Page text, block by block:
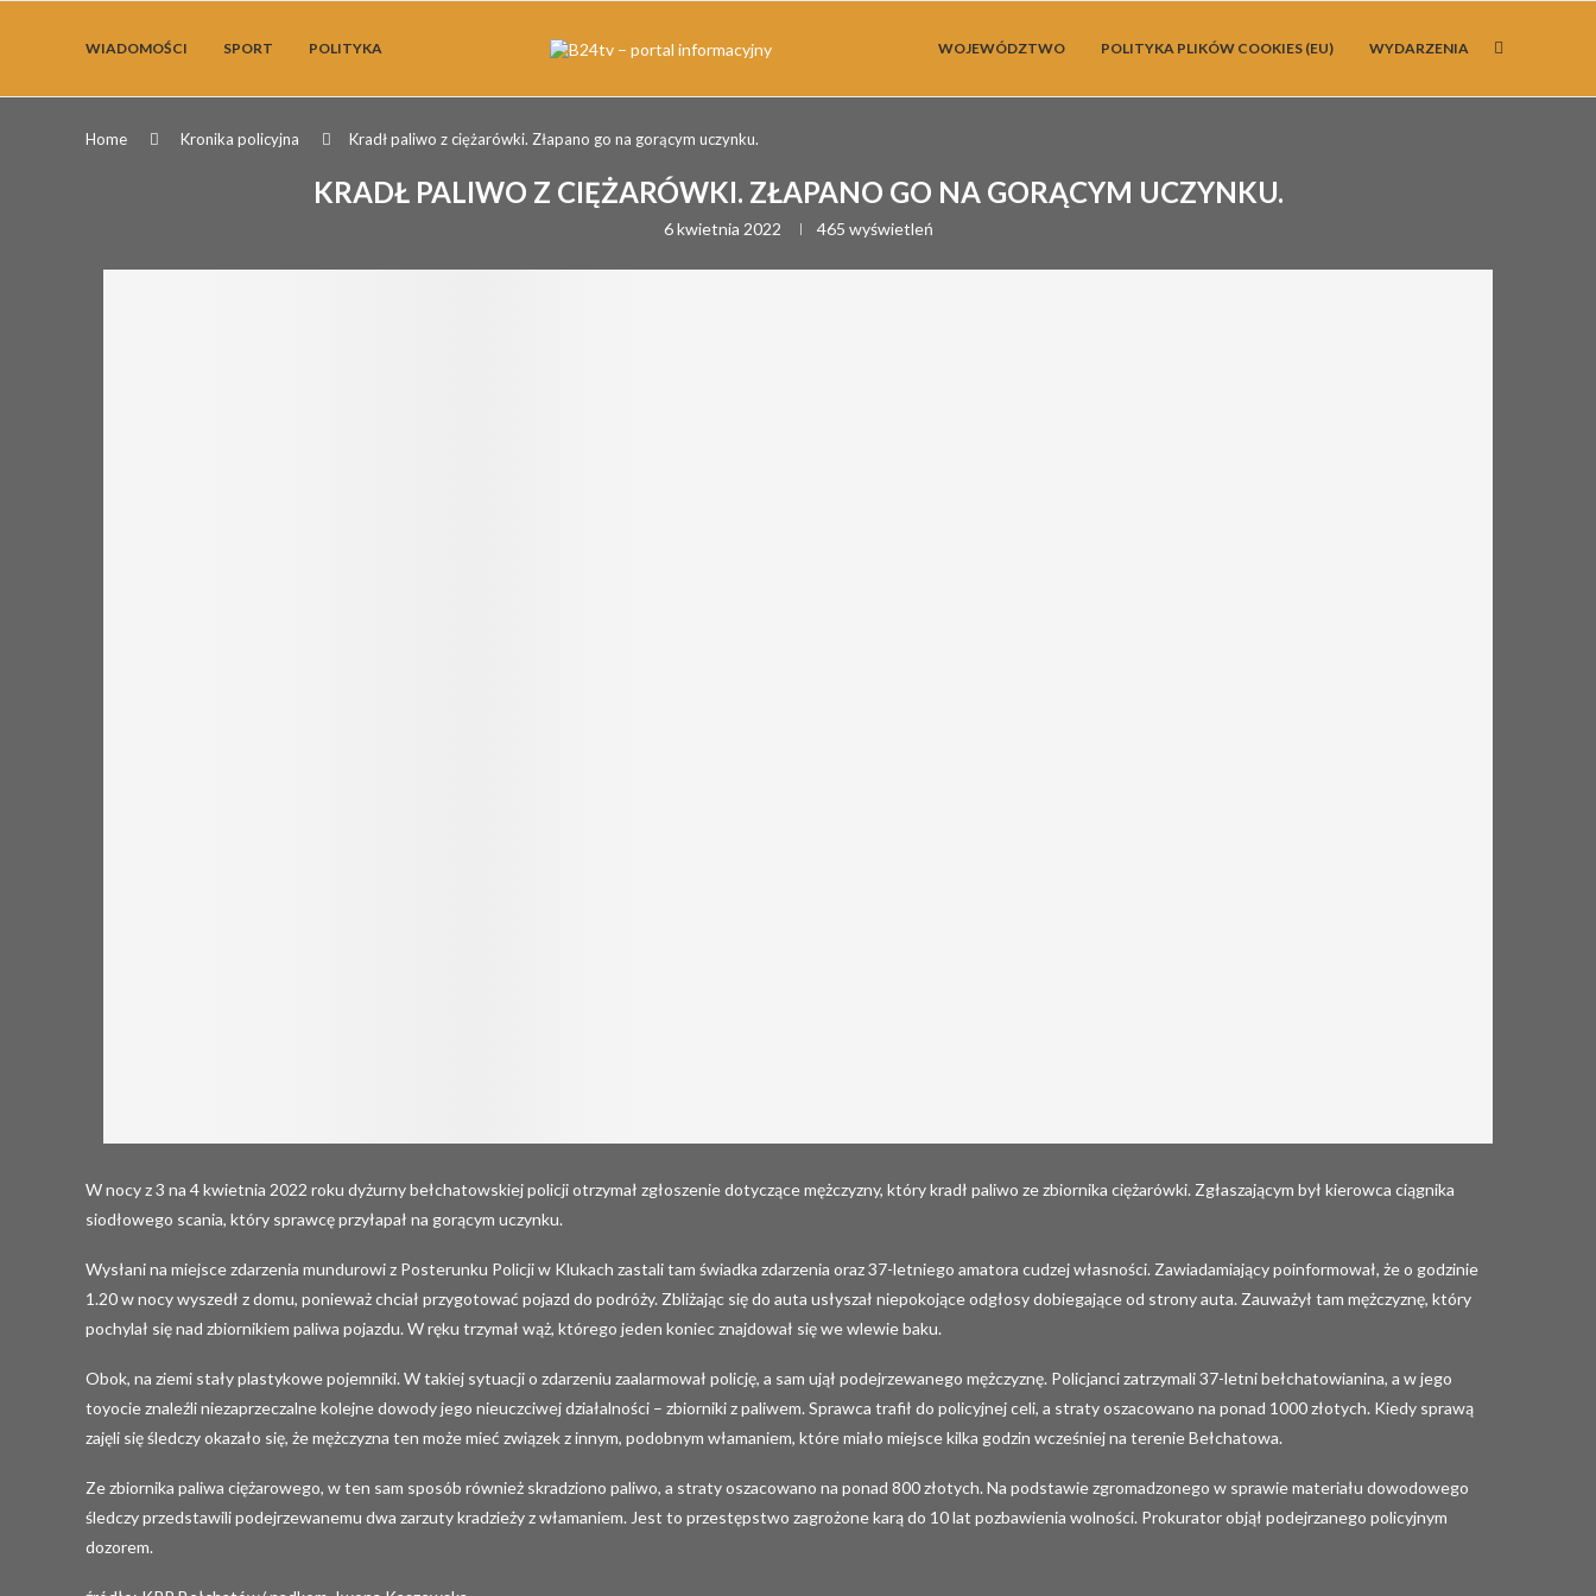
WIADOMOŚCI SPORT POLITYKA WOJEWÓDZTWO POLITYKA PLIKÓW COOKIES (EU) WYDARZENIA
Home Kronika policyjna Kradł paliwo z ciężarówki. Złapano go na gorącym uczynku.
KRADŁ PALIWO Z CIĘŻARÓWKI. ZŁAPANO GO NA GORĄCYM UCZYNKU.
6 kwietnia 2022 465 wyświetleń
W nocy z 3 na 4 kwietnia 2022 roku dyżurny bełchatowskiej policji otrzymał zgłoszenie dotyczące mężczyzny, który kradł paliwo ze zbiornika ciężarówki. Zgłaszającym był kierowca ciągnika
siodłowego scania, który sprawcę przyłapał na gorącym uczynku.
Wysłani na miejsce zdarzenia mundurowi z Posterunku Policji w Klukach zastali tam świadka zdarzenia oraz 37-letniego amatora cudzej własności. Zawiadamiający poinformował, że o godzinie
1.20 w nocy wyszedł z domu, ponieważ chciał przygotować pojazd do podróży. Zbliżając się do auta usłyszał niepokojące odgłosy dobiegające od strony auta. Zauważył tam mężczyznę, który
pochylał się nad zbiornikiem paliwa pojazdu. W ręku trzymał wąż, którego jeden koniec znajdował się we wlewie baku.
Obok, na ziemi stały plastykowe pojemniki. W takiej sytuacji o zdarzeniu zaalarmował policję, a sam ujął podejrzewanego mężczyznę. Policjanci zatrzymali 37-letni bełchatowianina, a w jego
toyocie znaleźli niezaprzeczalne kolejne dowody jego nieuczciwej działalności – zbiorniki z paliwem. Sprawca trafił do policyjnej celi, a straty oszacowano na ponad 1000 złotych. Kiedy sprawą
zajęli się śledczy okazało się, że mężczyzna ten może mieć związek z innym, podobnym włamaniem, które miało miejsce kilka godzin wcześniej na terenie Bełchatowa.
Ze zbiornika paliwa ciężarowego, w ten sam sposób również skradziono paliwo, a straty oszacowano na ponad 800 złotych. Na podstawie zgromadzonego w sprawie materiału dowodowego
śledczy przedstawili podejrzewanemu dwa zarzuty kradzieży z włamaniem. Jest to przestępstwo zagrożone karą do 10 lat pozbawienia wolności. Prokurator objął podejrzanego policyjnym
dozorem.